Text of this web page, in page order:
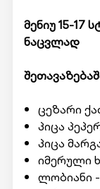
მენიუ 15-17
ნაცვლად
ცეზარი
პიცა
პიცა
იმერული
ლობიანი -